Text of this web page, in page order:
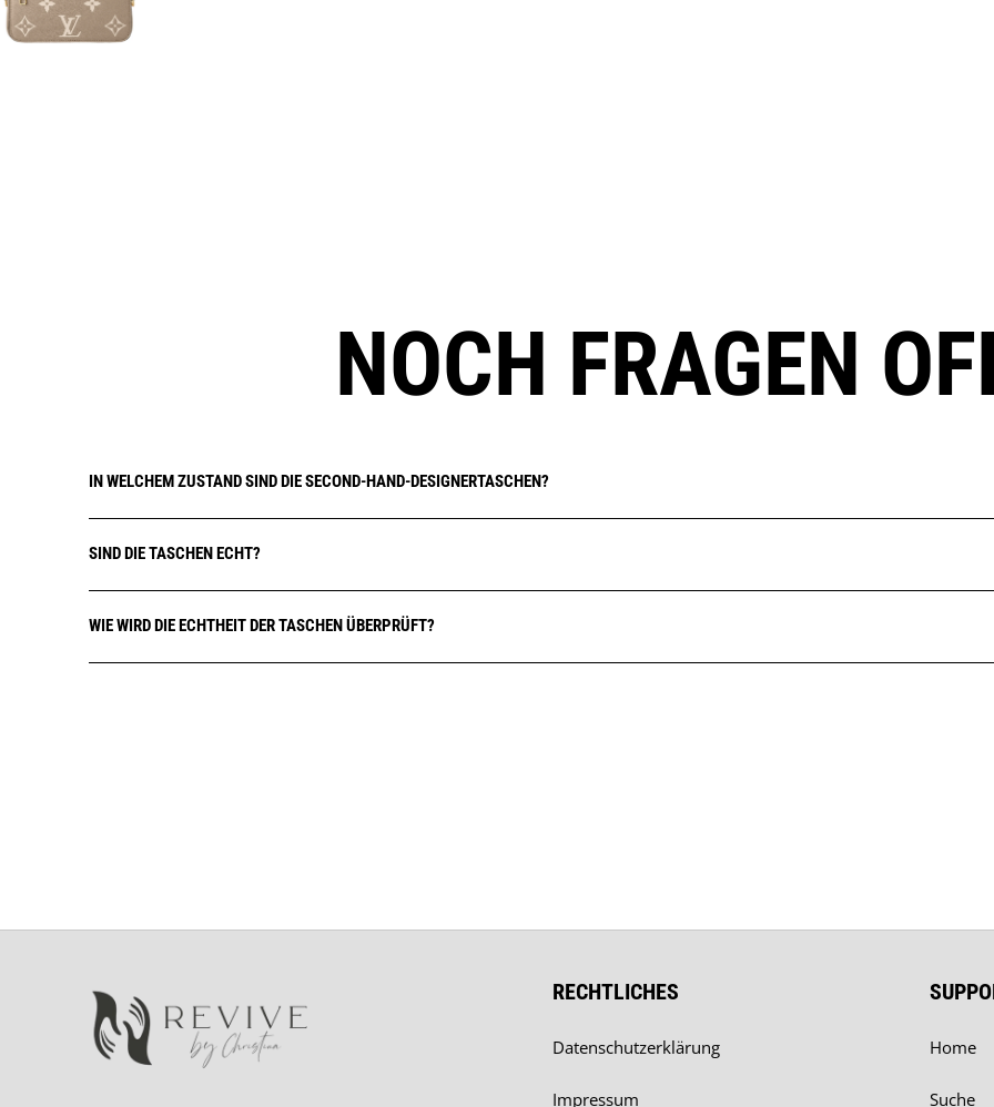
NOCH FRAGEN
IN WELCHEM ZUSTAND SIND DIE SECOND-HAND-DESIGNERTASCHEN?
SIND DIE TASCHEN ECHT?
WIE WIRD DIE ECHTHEIT DER TASCHEN ÜBERPRÜFT?
RECHTLICHES
Datenschutzerklärung
Impressum
Home
Suche